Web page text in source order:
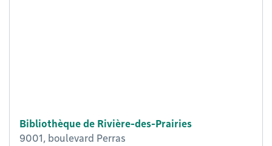
Bibliothèque de Rivière-des-Prairies
9001, boulevard Perras